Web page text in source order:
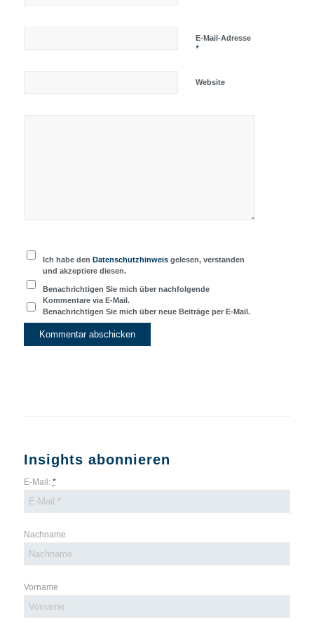
E-Mail-Adresse
*
Website
Ich habe denDatenschutzhinweis gelesen, verstanden
und akzeptiere diesen.
Benachrichtigen Sie mich über nachfolgende
Kommentare via E-Mail.
Benachrichtigen Sie mich über neue Beiträge per E-Mail.
Insights abonnieren
E-Mail: *
Nachname
Vorname